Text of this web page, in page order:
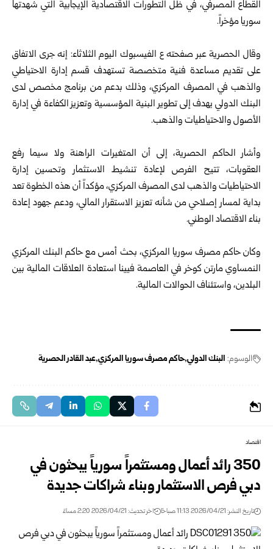
القطاع المصرفي، في ظل التطورات الاقتصادية الإيجابية التي شهدتها
سوريا مؤخراً.
‏وقال الحصريةعبر صفحته ع الفيسبوك اليوم الثلاثاء: إنه جرى الاتفاق
على تقديم مساعدة فنية متخصصة تستهدف قسم إدارة الاحتياطي
والذهب في المصرف المركزي، وذلك بدعم من برنامج مخصص لدى
البنك الدولي يهدف إلى تطوير البنية المؤسسية وتعزيز الكفاءة في إدارة
الأصول والاحتياطيات والذهب.
‏وأشار الحاكم الحصرية، إلى أن المتغيرات الراهنة ولا سيما رفع
العقوبات، تتيح الفرص لإعادة تنشيط الاستثمار وتحسين إدارة
الاحتياطيات والذهب لدى المصرف المركزي، مؤكداً أن هذه الخطوة تعد
بداية لمسار إصلاحي من شأنه تعزيز الاستقرار المالي، ودعم جهود إعادة
بناء الاقتصاد الوطني.
‌‏وكان حاكم مصرف سوريا المركزي، بحث أمس مع حاكم البنك المركزي
النمساوي مارتن كوخر في العاصمة فيينا استعادة العلاقات المالية بين
البلدين، واستئناف الحوالات المالية.
الوسوم: البنك الدولي حاكم مصرف سوريا المركزي عبد القادر الحصرية
اقتصاد
350 رائد أعمال ومستثمراً سورياً يبحثون في
دبي فرص الاستثمار وبناء شراكات جديدة
تاريخ النشر: 2026/04/21 11:13 صباحًا اخر تحديث: 2026/04/21 2:20 مساءً